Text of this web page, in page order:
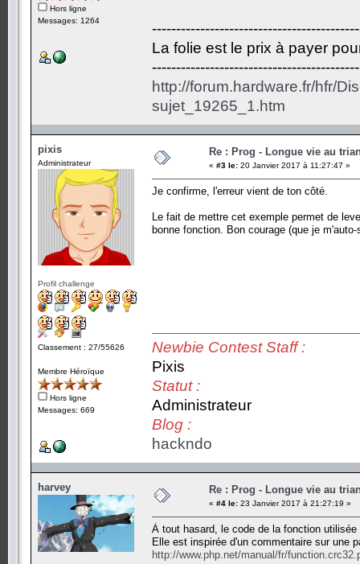
Hors ligne
Messages: 1264
La folie est le prix à payer
http://forum.hardware.fr/hfr/
sujet_19265_1.htm
pixis
Administrateur
Profil challenge
Classement : 27/55626
Membre Héroïque
Hors ligne
Messages: 669
Re : Prog - Longue vie au
« #3 le: 20 Janvier 2017 à 11:27:47 »
Je confirme, l'erreur vient de ton côté.
Le fait de mettre cet exemple permet de
bonne fonction. Bon courage (que je
Newbie Contest Staff :
Pixis
Statut :
Administrateur
Blog :
hackndo
harvey Re : Prog - Longue vie au
« #4 le: 23 Janvier 2017 à 21:27:19 »
À tout hasard, le code de la fonction utilisée
Elle est inspirée d'un commentaire sur une
http://www.php.net/manual/fr/